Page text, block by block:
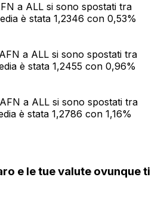
a ALL si sono spostati tra
è stata 1,2346 con 0,53%
a ALL si sono spostati tra
è stata 1,2455 con 0,96%
a ALL si sono spostati tra
è stata 1,2786 con 1,16%
e le tue valute ovunque ti